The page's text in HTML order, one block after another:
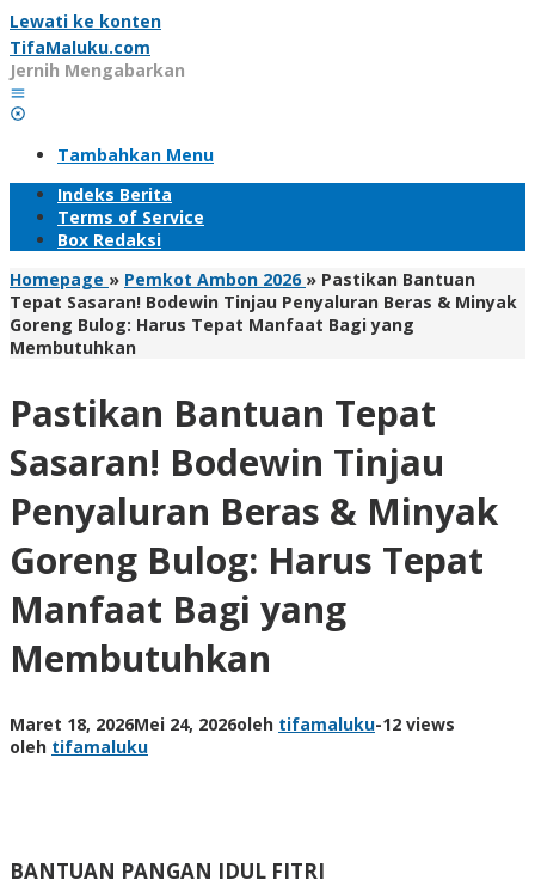
Lewati ke konten
TifaMaluku.com
Jernih Mengabarkan
Tambahkan Menu
Indeks Berita
Terms of Service
Box Redaksi
Homepage » Pemkot Ambon 2026 » Pastikan Bantuan
Tepat Sasaran! Bodewin Tinjau Penyaluran Beras & Minyak
Goreng Bulog: Harus Tepat Manfaat Bagi yang
Membutuhkan
Pastikan Bantuan Tepat
Sasaran! Bodewin Tinjau
Penyaluran Beras & Minyak
Goreng Bulog: Harus Tepat
Manfaat Bagi yang
Membutuhkan
Maret 18, 2026Mei 24, 2026oleh tifamaluku-12 views
oleh tifamaluku
BANTUAN PANGAN IDUL FITRI